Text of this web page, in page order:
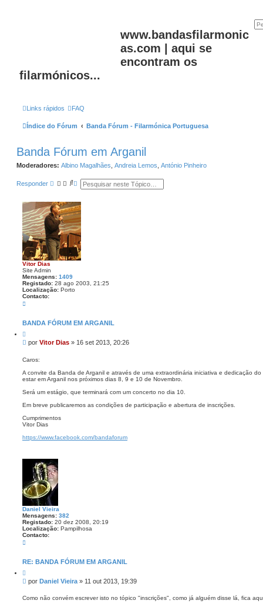
www.bandasfilarmonic
as.com | aqui se
encontram os
filarmónicos...
Links rápidos FAQ
Índice do Fórum Banda Fórum - Filarmónica Portuguesa
Banda Fórum em Arganil
Moderadores: Albino Magalhães Andreia Lemos António Pinheiro
Responder
P
q
u
i
s
a
P
q
u
i
s
a
a
v
a
n
d
a
Vitor Dias
Site Admin
Mensagens: 1409
Registado: 28 ago 2003, 21:25
Localização: Porto
Contacto:
t
t
o
i
o
r
i
s
BANDA FÓRUM EM ARGANIL
i
t
r
M
n
a
g
e
por Vitor Dias » 16 set 2013, 20:26
Caros:
A convite da Banda de Arganil e através de uma extraordinária iniciativa e dedicação
estar em Arganil nos próximos dias 8, 9 e 10 de Novembro.
Será um estágio, que terminará com um concerto no dia 10.
Em breve publicaremos as condições de participação e abertura de inscrições.
Cumprimentos
Vitor Dias
https://www.facebook.com/bandaforum
Daniel Vieira
Mensagens: 382
Registado: 20 dez 2008, 20:19
Localização: Pampilhosa
Contacto:
t
t
o
a
RE: BANDA FÓRUM EM ARGANIL
i
t
r
M
n
por Daniel Vieira » 11 out 2013, 19:39
Como não convém escrever isto no tópico "inscrições", como já alguém disse lá, fica